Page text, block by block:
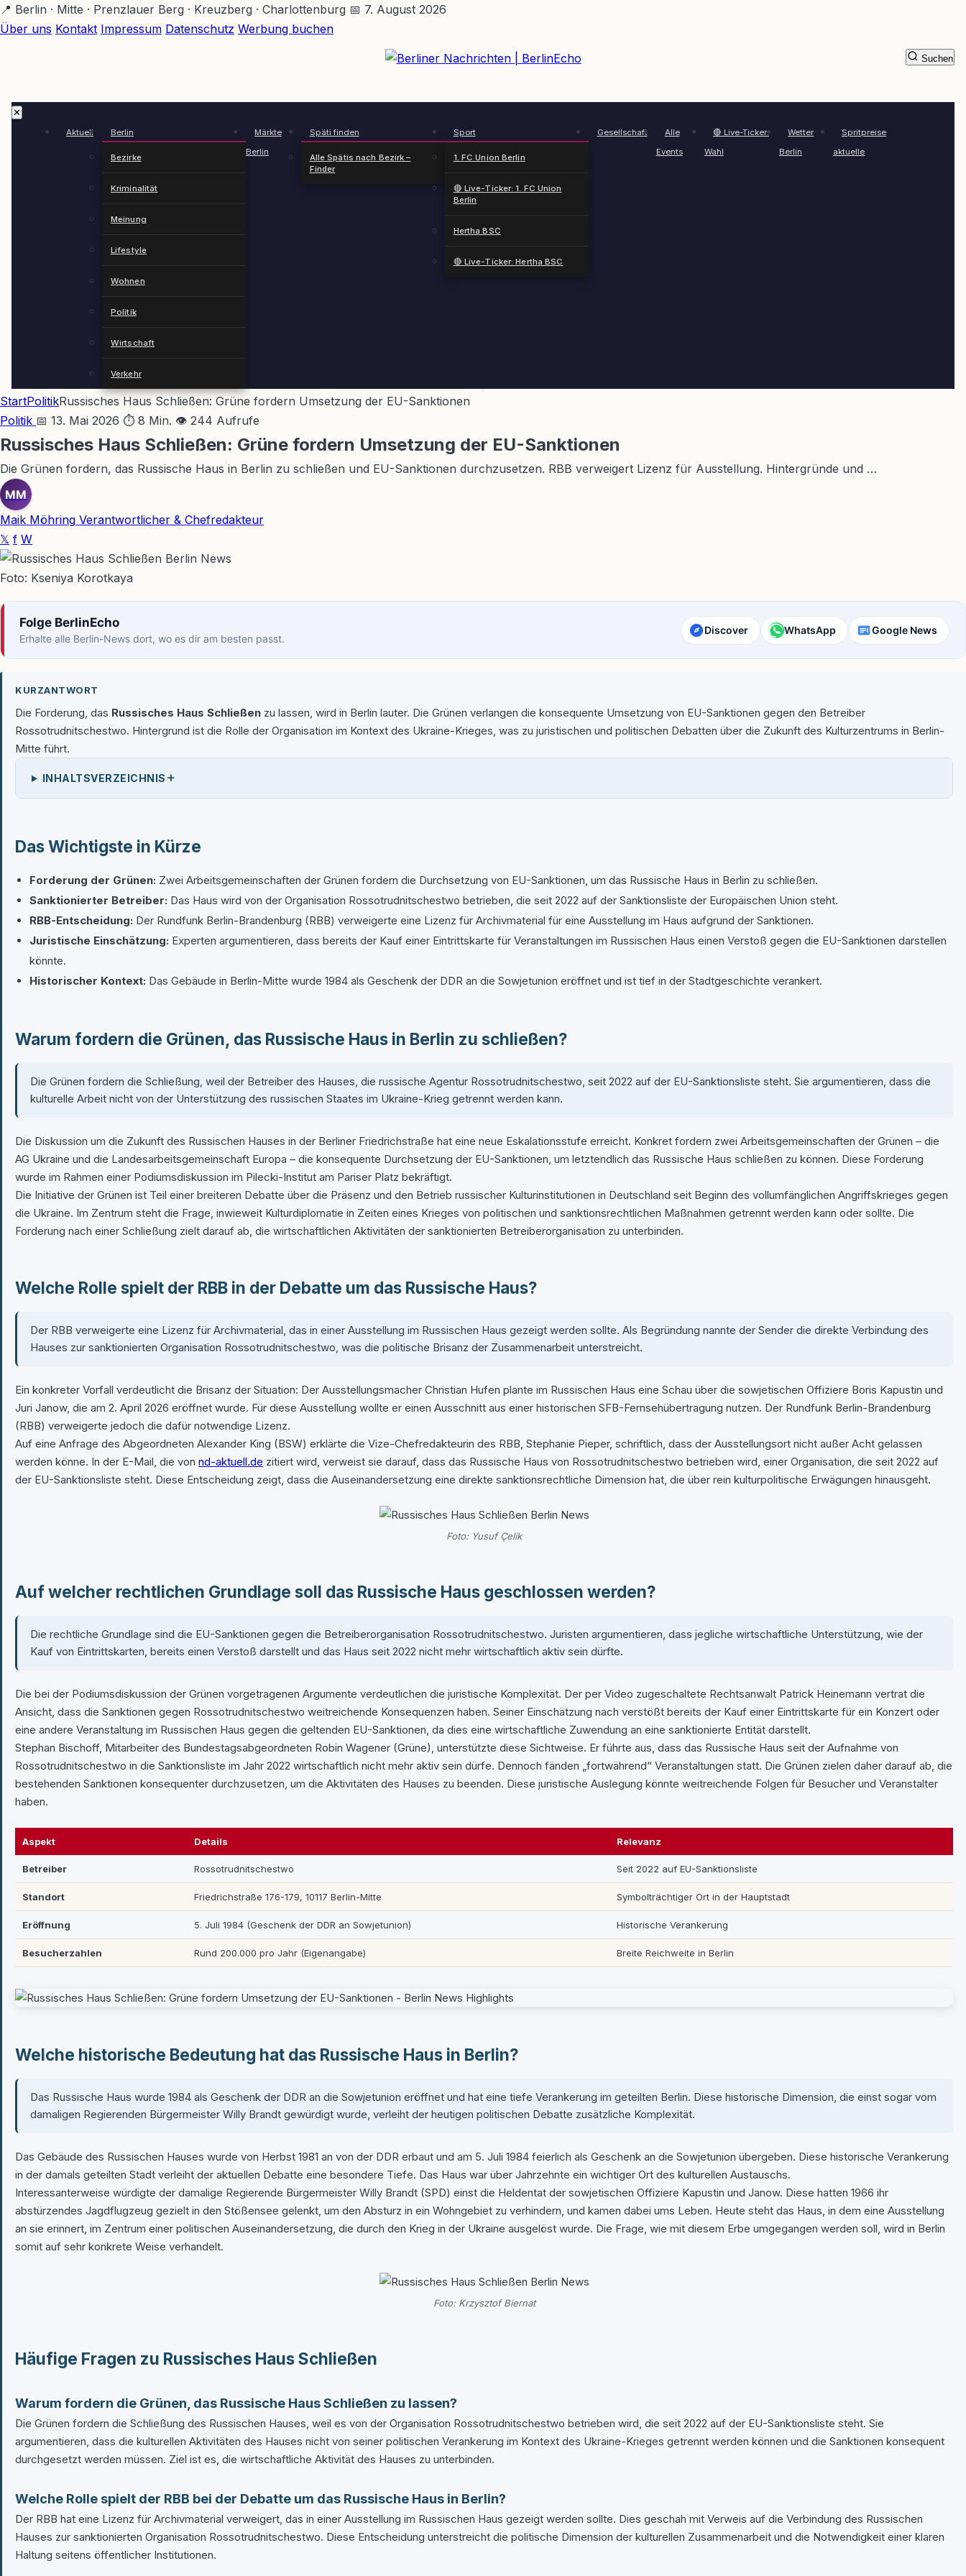
Zum
Hauptinhalt
📍 Berlin · Mitte · Prenzlauer Berg · Kreuzberg · Charlottenburg 📅 7. August 2026
Über uns Kontakt Impressum Datenschutz Werbung buchen
✕
Aktuell Berlin
Bezirke
Kriminalität
Meinung
Lifestyle
Wohnen
Politik
Wirtschaft
Verkehr
Märkte
Berlin
Späti finden
Alle Spätis nach Bezirk –
Finder
Sport
1. FC Union Berlin
🔴 Live-Ticker: 1. FC Union
Berlin
Hertha BSC
🔴 Live-Ticker: Hertha BSC
Gesellschaft
Alle
Events
🔴 Live-Ticker:
Wahl
Wetter
Berlin
Spritpreise
aktuelle
Suchen
StartPolitikRussisches Haus Schließen: Grüne fordern Umsetzung der EU-Sanktionen
Politik 📅 13. Mai 2026 ⏱ 8 Min. 👁 244 Aufrufe
Russisches Haus Schließen: Grüne fordern Umsetzung der EU-Sanktionen
Die Grünen fordern, das Russische Haus in Berlin zu schließen und EU-Sanktionen durchzusetzen. RBB verweigert Lizenz für Ausstellung. Hintergründe und …
MM
Maik Möhring Verantwortlicher & Chefredakteur
𝕏 f W
Foto: Kseniya Korotkaya
Folge BerlinEcho
Erhalte alle Berlin-News dort, wo es dir am besten passt.
Discover WhatsApp Google News
KURZANTWORT
Die Forderung, das Russisches Haus Schließen zu lassen, wird in Berlin lauter. Die Grünen verlangen die konsequente Umsetzung von EU-Sanktionen gegen den Betreiber
Rossotrudnitschestwo. Hintergrund ist die Rolle der Organisation im Kontext des Ukraine-Krieges, was zu juristischen und politischen Debatten über die Zukunft des Kulturzentrums in Berlin-
Mitte führt.
INHALTSVERZEICHNIS +
Das Wichtigste in Kürze
Forderung der Grünen: Zwei Arbeitsgemeinschaften der Grünen fordern die Durchsetzung von EU-Sanktionen, um das Russische Haus in Berlin zu schließen.
Sanktionierter Betreiber: Das Haus wird von der Organisation Rossotrudnitschestwo betrieben, die seit 2022 auf der Sanktionsliste der Europäischen Union steht.
RBB-Entscheidung: Der Rundfunk Berlin-Brandenburg (RBB) verweigerte eine Lizenz für Archivmaterial für eine Ausstellung im Haus aufgrund der Sanktionen.
Juristische Einschätzung: Experten argumentieren, dass bereits der Kauf einer Eintrittskarte für Veranstaltungen im Russischen Haus einen Verstoß gegen die EU-Sanktionen darstellen
könnte.
Historischer Kontext: Das Gebäude in Berlin-Mitte wurde 1984 als Geschenk der DDR an die Sowjetunion eröffnet und ist tief in der Stadtgeschichte verankert.
Warum fordern die Grünen, das Russische Haus in Berlin zu schließen?
Die Grünen fordern die Schließung, weil der Betreiber des Hauses, die russische Agentur Rossotrudnitschestwo, seit 2022 auf der EU-Sanktionsliste steht. Sie argumentieren, dass die
kulturelle Arbeit nicht von der Unterstützung des russischen Staates im Ukraine-Krieg getrennt werden kann.
Die Diskussion um die Zukunft des Russischen Hauses in der Berliner Friedrichstraße hat eine neue Eskalationsstufe erreicht. Konkret fordern zwei Arbeitsgemeinschaften der Grünen – die
AG Ukraine und die Landesarbeitsgemeinschaft Europa – die konsequente Durchsetzung der EU-Sanktionen, um letztendlich das Russische Haus schließen zu können. Diese Forderung
wurde im Rahmen einer Podiumsdiskussion im Pilecki-Institut am Pariser Platz bekräftigt.
Die Initiative der Grünen ist Teil einer breiteren Debatte über die Präsenz und den Betrieb russischer Kulturinstitutionen in Deutschland seit Beginn des vollumfänglichen Angriffskrieges gegen
die Ukraine. Im Zentrum steht die Frage, inwieweit Kulturdiplomatie in Zeiten eines Krieges von politischen und sanktionsrechtlichen Maßnahmen getrennt werden kann oder sollte. Die
Forderung nach einer Schließung zielt darauf ab, die wirtschaftlichen Aktivitäten der sanktionierten Betreiberorganisation zu unterbinden.
Welche Rolle spielt der RBB in der Debatte um das Russische Haus?
Der RBB verweigerte eine Lizenz für Archivmaterial, das in einer Ausstellung im Russischen Haus gezeigt werden sollte. Als Begründung nannte der Sender die direkte Verbindung des
Hauses zur sanktionierten Organisation Rossotrudnitschestwo, was die politische Brisanz der Zusammenarbeit unterstreicht.
Ein konkreter Vorfall verdeutlicht die Brisanz der Situation: Der Ausstellungsmacher Christian Hufen plante im Russischen Haus eine Schau über die sowjetischen Offiziere Boris Kapustin und
Juri Janow, die am 2. April 2026 eröffnet wurde. Für diese Ausstellung wollte er einen Ausschnitt aus einer historischen SFB-Fernsehübertragung nutzen. Der Rundfunk Berlin-Brandenburg
(RBB) verweigerte jedoch die dafür notwendige Lizenz.
Auf eine Anfrage des Abgeordneten Alexander King (BSW) erklärte die Vize-Chefredakteurin des RBB, Stephanie Pieper, schriftlich, dass der Ausstellungsort nicht außer Acht gelassen
werden könne. In der E-Mail, die von nd-aktuell.de zitiert wird, verweist sie darauf, dass das Russische Haus von Rossotrudnitschestwo betrieben wird, einer Organisation, die seit 2022 auf
der EU-Sanktionsliste steht. Diese Entscheidung zeigt, dass die Auseinandersetzung eine direkte sanktionsrechtliche Dimension hat, die über rein kulturpolitische Erwägungen hinausgeht.
Foto: Yusuf Çelik
Auf welcher rechtlichen Grundlage soll das Russische Haus geschlossen werden?
Die rechtliche Grundlage sind die EU-Sanktionen gegen die Betreiberorganisation Rossotrudnitschestwo. Juristen argumentieren, dass jegliche wirtschaftliche Unterstützung, wie der
Kauf von Eintrittskarten, bereits einen Verstoß darstellt und das Haus seit 2022 nicht mehr wirtschaftlich aktiv sein dürfte.
Die bei der Podiumsdiskussion der Grünen vorgetragenen Argumente verdeutlichen die juristische Komplexität. Der per Video zugeschaltete Rechtsanwalt Patrick Heinemann vertrat die
Ansicht, dass die Sanktionen gegen Rossotrudnitschestwo weitreichende Konsequenzen haben. Seiner Einschätzung nach verstößt bereits der Kauf einer Eintrittskarte für ein Konzert oder
eine andere Veranstaltung im Russischen Haus gegen die geltenden EU-Sanktionen, da dies eine wirtschaftliche Zuwendung an eine sanktionierte Entität darstellt.
Stephan Bischoff, Mitarbeiter des Bundestagsabgeordneten Robin Wagener (Grüne), unterstützte diese Sichtweise. Er führte aus, dass das Russische Haus seit der Aufnahme von
Rossotrudnitschestwo in die Sanktionsliste im Jahr 2022 wirtschaftlich nicht mehr aktiv sein dürfe. Dennoch fänden „fortwährend“ Veranstaltungen statt. Die Grünen zielen daher darauf ab, die
bestehenden Sanktionen konsequenter durchzusetzen, um die Aktivitäten des Hauses zu beenden. Diese juristische Auslegung könnte weitreichende Folgen für Besucher und Veranstalter
haben.
Aspekt Details Relevanz
Betreiber Rossotrudnitschestwo Seit 2022 auf EU-Sanktionsliste
Standort Friedrichstraße 176-179, 10117 Berlin-Mitte Symbolträchtiger Ort in der Hauptstadt
Eröffnung 5. Juli 1984 (Geschenk der DDR an Sowjetunion) Historische Verankerung
Besucherzahlen Rund 200.000 pro Jahr (Eigenangabe) Breite Reichweite in Berlin
Welche historische Bedeutung hat das Russische Haus in Berlin?
Das Russische Haus wurde 1984 als Geschenk der DDR an die Sowjetunion eröffnet und hat eine tiefe Verankerung im geteilten Berlin. Diese historische Dimension, die einst sogar vom
damaligen Regierenden Bürgermeister Willy Brandt gewürdigt wurde, verleiht der heutigen politischen Debatte zusätzliche Komplexität.
Das Gebäude des Russischen Hauses wurde von Herbst 1981 an von der DDR erbaut und am 5. Juli 1984 feierlich als Geschenk an die Sowjetunion übergeben. Diese historische Verankerung
in der damals geteilten Stadt verleiht der aktuellen Debatte eine besondere Tiefe. Das Haus war über Jahrzehnte ein wichtiger Ort des kulturellen Austauschs.
Interessanterweise würdigte der damalige Regierende Bürgermeister Willy Brandt (SPD) einst die Heldentat der sowjetischen Offiziere Kapustin und Janow. Diese hatten 1966 ihr
abstürzendes Jagdflugzeug gezielt in den Stößensee gelenkt, um den Absturz in ein Wohngebiet zu verhindern, und kamen dabei ums Leben. Heute steht das Haus, in dem eine Ausstellung
an sie erinnert, im Zentrum einer politischen Auseinandersetzung, die durch den Krieg in der Ukraine ausgelöst wurde. Die Frage, wie mit diesem Erbe umgegangen werden soll, wird in Berlin
somit auf sehr konkrete Weise verhandelt.
Foto: Krzysztof Biernat
Häufige Fragen zu Russisches Haus Schließen
Warum fordern die Grünen, das Russische Haus Schließen zu lassen?
Die Grünen fordern die Schließung des Russischen Hauses, weil es von der Organisation Rossotrudnitschestwo betrieben wird, die seit 2022 auf der EU-Sanktionsliste steht. Sie
argumentieren, dass die kulturellen Aktivitäten des Hauses nicht von seiner politischen Verankerung im Kontext des Ukraine-Krieges getrennt werden können und die Sanktionen konsequent
durchgesetzt werden müssen. Ziel ist es, die wirtschaftliche Aktivität des Hauses zu unterbinden.
Welche Rolle spielt der RBB bei der Debatte um das Russische Haus in Berlin?
Der RBB hat eine Lizenz für Archivmaterial verweigert, das in einer Ausstellung im Russischen Haus gezeigt werden sollte. Dies geschah mit Verweis auf die Verbindung des Russischen
Hauses zur sanktionierten Organisation Rossotrudnitschestwo. Diese Entscheidung unterstreicht die politische Dimension der kulturellen Zusammenarbeit und die Notwendigkeit einer klaren
Haltung seitens öffentlicher Institutionen.